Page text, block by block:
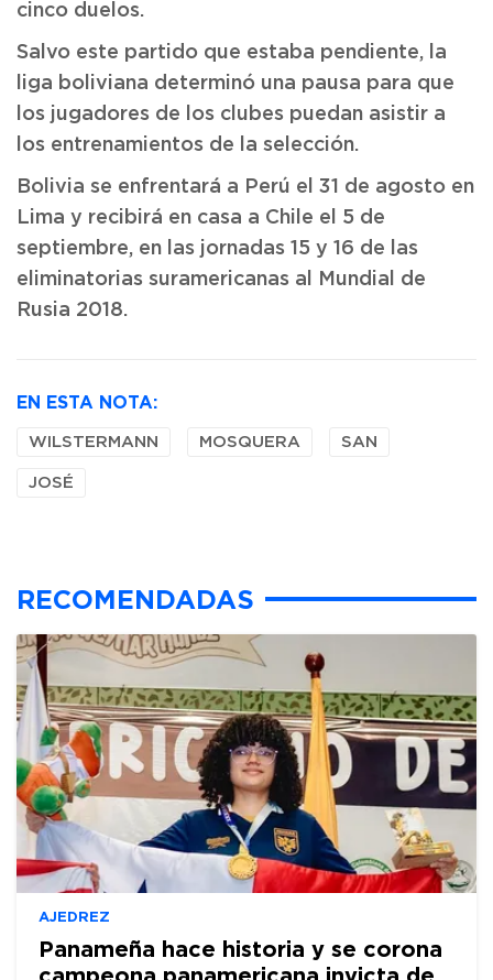
cinco duelos.
Salvo este partido que estaba pendiente, la
liga boliviana determinó una pausa para que
los jugadores de los clubes puedan asistir a
los entrenamientos de la selección.
Bolivia se enfrentará a Perú el 31 de agosto en
Lima y recibirá en casa a Chile el 5 de
septiembre, en las jornadas 15 y 16 de las
eliminatorias suramericanas al Mundial de
Rusia 2018.
EN ESTA NOTA:
WILSTERMANN MOSQUERA SAN
JOSÉ
RECOMENDADAS
AJEDREZ
Panameña hace historia y se corona
campeona panamericana invicta de